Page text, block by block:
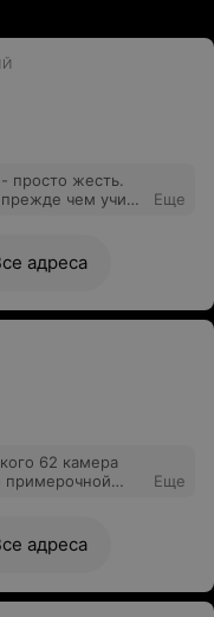
просто жесть.
чем учить
не "3 по цене
Еще
адреса
62 камера
примерочной
от воровства
ногой!!
Еще
адреса